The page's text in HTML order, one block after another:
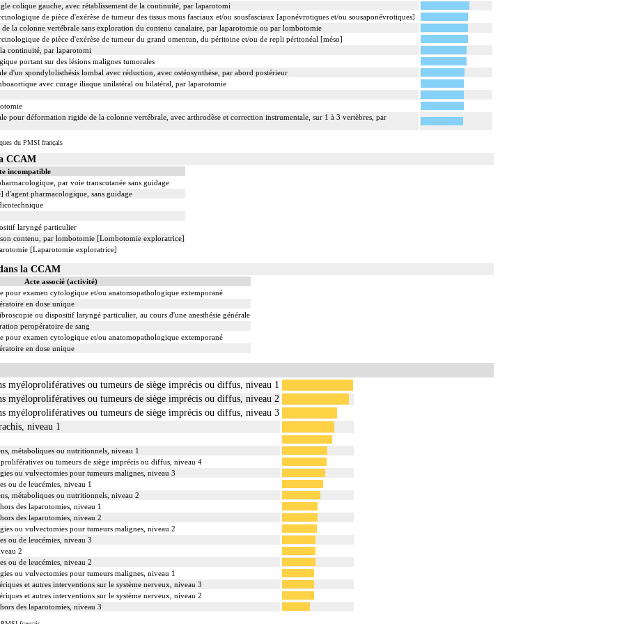
colique gauche, avec rétablissement de la continuité, par laparotomi
de pièce d'exérèse de tumeur des tissus mous fasciaux et/ou sousfasciaux [aponévrotiques et/ou sousaponévrotiques]
de la colonne vertébrale sans exploration du contenu canalaire, par laparotomie ou par lombotomie
de pièce d'exérèse de tumeur du grand omentun, du péritoine et/ou de repli péritonéal [méso]
continuité, par laparotomi
portant sur des lésions malignes tumorales
d'un spondylolisthésis lombal avec réduction, avec ostéosynthèse, par abord postérieur
avec curage iliaque unilatéral ou bilatéral, par laparotomie
pour déformation rigide de la colonne vertébrale, avec arthrodèse et correction instrumentale, sur 1 à 3 vertèbres, par
du PMSI français
CCAM
incompatible
par voie transcutanée sans guidage
pharmacologique, sans guidage
laryngé particulier
contenu, par lombotomie [Lombotomie exploratrice]
[Laparotomie exploratrice]
la CCAM
Acte associé (activité)
pour examen cytologique et/ou anatomopathologique extemporané
en dose unique
ou dispositif laryngé particulier, au cours d'une anesthésie générale
peropératoire de sang
pour examen cytologique et/ou anatomopathologique extemporané
en dose unique
myéloprolifératives ou tumeurs de siège imprécis ou diffus, niveau 1
myéloprolifératives ou tumeurs de siège imprécis ou diffus, niveau 2
myéloprolifératives ou tumeurs de siège imprécis ou diffus, niveau 3
niveau 1
métaboliques ou nutritionnels, niveau 1
ou tumeurs de siège imprécis ou diffus, niveau 4
ou vulvectomies pour tumeurs malignes, niveau 3
ou de leucémies, niveau 1
métaboliques ou nutritionnels, niveau 2
des laparotomies, niveau 1
des laparotomies, niveau 2
ou vulvectomies pour tumeurs malignes, niveau 2
ou de leucémies, niveau 3
2
ou de leucémies, niveau 2
ou vulvectomies pour tumeurs malignes, niveau 1
et autres interventions sur le système nerveux, niveau 3
et autres interventions sur le système nerveux, niveau 2
des laparotomies, niveau 3